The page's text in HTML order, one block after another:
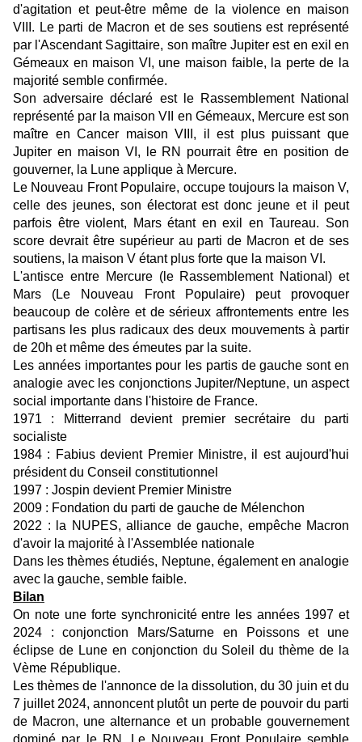
d'agitation et peut-être même de la violence en maison
VIII. Le parti de Macron et de ses soutiens est représenté
par l'Ascendant Sagittaire, son maître Jupiter est en exil en
Gémeaux en maison VI, une maison faible, la perte de la
majorité semble confirmée.
Son adversaire déclaré est le Rassemblement National
représenté par la maison VII en Gémeaux, Mercure est son
maître en Cancer maison VIII, il est plus puissant que
Jupiter en maison VI, le RN pourrait être en position de
gouverner, la Lune applique à Mercure.
Le Nouveau Front Populaire, occupe toujours la maison V,
celle des jeunes, son électorat est donc jeune et il peut
parfois être violent, Mars étant en exil en Taureau. Son
score devrait être supérieur au parti de Macron et de ses
soutiens, la maison V étant plus forte que la maison VI.
L'antisce entre Mercure (le Rassemblement National) et
Mars (Le Nouveau Front Populaire) peut provoquer
beaucoup de colère et de sérieux affrontements entre les
partisans les plus radicaux des deux mouvements à partir
de 20h et même des émeutes par la suite.
Les années importantes pour les partis de gauche sont en
analogie avec les conjonctions Jupiter/Neptune, un aspect
social importante dans l'histoire de France.
1971 : Mitterrand devient premier secrétaire du parti
socialiste
1984 : Fabius devient Premier Ministre, il est aujourd'hui
président du Conseil constitutionnel
1997 : Jospin devient Premier Ministre
2009 : Fondation du parti de gauche de Mélenchon
2022 : la NUPES, alliance de gauche, empêche Macron
d'avoir la majorité à l'Assemblée nationale
Dans les thèmes étudiés, Neptune, également en analogie
avec la gauche, semble faible.
Bilan
On note une forte synchronicité entre les années 1997 et
2024 : conjonction Mars/Saturne en Poissons et une
éclipse de Lune en conjonction du Soleil du thème de la
Vème République.
Les thèmes de l'annonce de la dissolution, du 30 juin et du
7 juillet 2024, annoncent plutôt un perte de pouvoir du parti
de Macron, une alternance et un probable gouvernement